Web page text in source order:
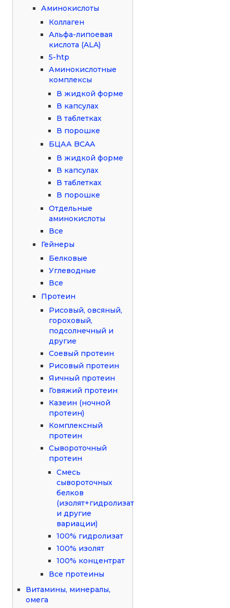
Аминокислоты
Коллаген
Альфа-липоевая
кислота (ALA)
5-htp
Аминокислотные
комплексы
В жидкой форме
В капсулах
В таблетках
В порошке
БЦАА BCAA
В жидкой форме
В капсулах
В таблетках
В порошке
Отдельные
аминокислоты
Все
Гейнеры
Белковые
Углеводные
Все
Протеин
Рисовый, овсяный,
гороховый,
подсолнечный и
другие
Соевый протеин
Рисовый протеин
Яичный протеин
Говяжий протеин
Казеин (ночной
протеин)
Комплексный
протеин
Сывороточный
протеин
Смесь
сывороточных
белков
(изолят+гидролизат
и другие
вариации)
100% гидролизат
100% изолят
100% концентрат
Все протеины
Витамины, минералы,
омега